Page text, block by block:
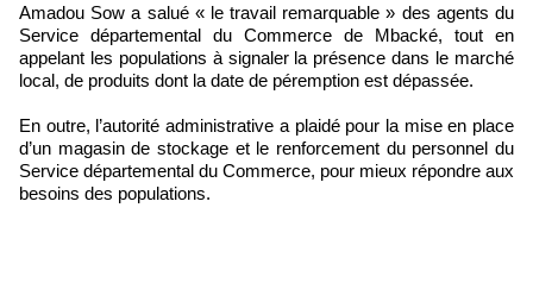
Amadou Sow a salué « le travail remarquable » des agents du
Service départemental du Commerce de Mbacké, tout en
appelant les populations à signaler la présence dans le marché
local, de produits dont la date de péremption est dépassée.
En outre, l’autorité administrative a plaidé pour la mise en place
d’un magasin de stockage et le renforcement du personnel du
Service départemental du Commerce, pour mieux répondre aux
besoins des populations.